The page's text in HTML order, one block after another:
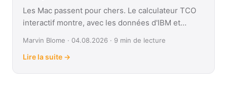
Les Mac passent pour chers. Le calculateur TCO
interactif montre, avec les données d'IBM et
Marvin Blome · 04.08.2026 · 9 min de lecture
Lire la suite →